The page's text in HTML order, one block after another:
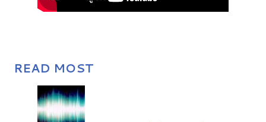
READ MOST